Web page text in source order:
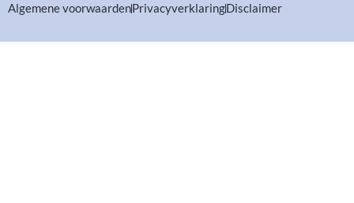
Algemene voorwaardenPrivacyverklaringDisclaimer